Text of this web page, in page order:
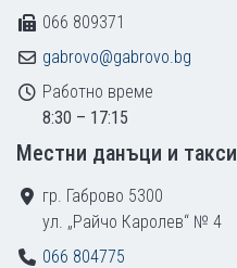
066 809371
gabrovo@gabrovo.bg
Работно време
8:30 – 17:15
Местни данъци и такси
гр. Габрово 5300
ул. „Райчо Каролев“ № 4
066 804775